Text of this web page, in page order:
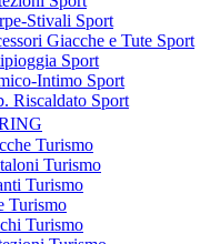
Stivali Sport
Giacche e Tute Sport
Sport
Intimo Sport
Riscaldato Sport
Turismo
Turismo
Turismo
Turismo
Turismo